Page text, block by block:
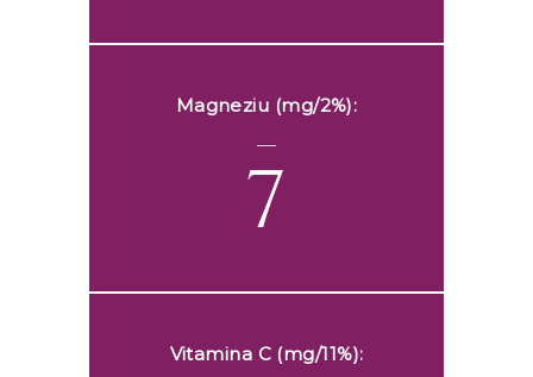
Magneziu (mg/2%):
7
Vitamina C (mg/11%):